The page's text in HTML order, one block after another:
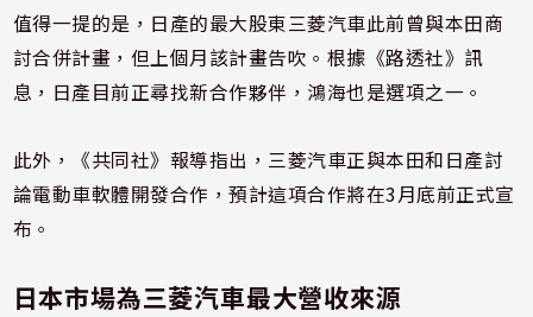
值得一提的是，日產的最大股東三菱汽車此前曾與本田商
討合併計畫，但上個月該計畫告吹。根據《路透社》訊
息，日產目前正尋找新合作夥伴，鴻海也是選項之一。
此外，《共同社》報導指出，三菱汽車正與本田和日產討
論電動車軟體開發合作，預計這項合作將在3月底前正式宣
布。
日本市場為三菱汽車最大營收來源